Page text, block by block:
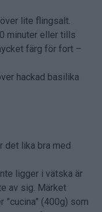
lite flingsalt.
minuter eller tills
färg för fort –
hackad basilika
det lika bra med
ligger i vätska är
av sig. Märket
”cucina” (400g) som